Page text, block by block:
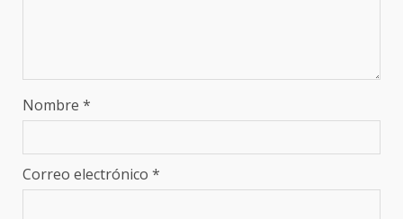
Nombre *
Correo electrónico *